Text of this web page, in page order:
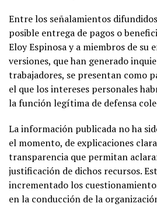
Entre los señalamientos
posible entrega de pagos o
Eloy Espinosa y a miembros de su
versiones, que han generado
trabajadores, se presentan como
el que los intereses personales
la función legítima de defensa
La información publicada no ha
el momento, de explicaciones
transparencia que permitan
justificación de dichos recursos.
incrementado los
en la conducción de la